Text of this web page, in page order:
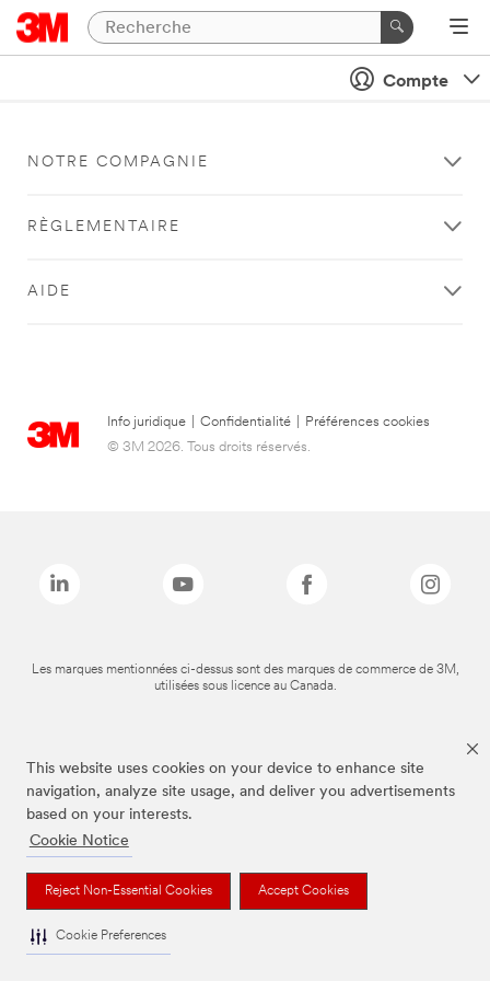
This website uses cookies on your device to enhance site
navigation, analyze site usage, and deliver you advertisements
based on your interests.
Cookie Notice
Reject Non-Essential Cookies Accept Cookies
Cookie Preferences
Compte
NOTRE COMPAGNIE
RÈGLEMENTAIRE
AIDE
Info juridique Confidentialité
Préférences cookies
© 3M 2026. Tous droits réservés.
Les marques mentionnées ci-dessus sont des marques de commerce de 3M,
utilisées sous licence au Canada.